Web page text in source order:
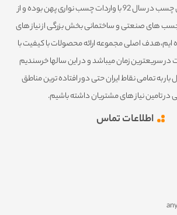
شروع کار فروشگاه آنی چسب در سال 92 با واردات چسب نواری پهن بوده و از
بازار چسب های صنعتی و ساختمانی بخش بزرگی از نیاز های
ایم،هدف اصلی مجموعه ارائه محصولات با کیفیت با
سریعترین زمان میباشد و در این سالها خرسندیم
بار به تمامی نقاط ایران حتی دور افتاده ترین مناطق
تامین نیاز های مشتریان داشته باشیم.
اطلاعات تماس